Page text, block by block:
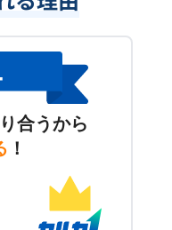
合うから
！